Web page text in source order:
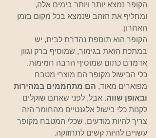
הקופר נמצא יותר ויותר בימים אלה,
ומחליף את הזהב שנמצא בכל מקום בזמן
האחרון.
הקופר הוא תוספת נהדרת לבית, יש
במתכת הזאת בגימור, שמוסיף ברק וגוון
אדמדם כתום שמוסיף הרבה חמימות.
כלי הבישול מקופר הם מוצרי מטבח
מפוארים מאוד, הם מתחממים במהירות
ובאופן שווה. אבל, לפני שאתם שוקלים
לקנות כלי בישול אלגנטיים מהחומר הזה
צריך להיות מודעים, שכלי המטבח מקופר
עשויים להיות קשים לתחזוקה.